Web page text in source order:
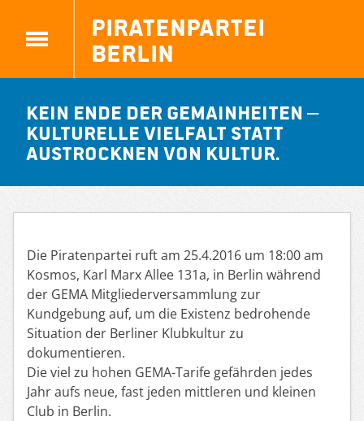
Piratenpartei
Berlin
Kein Ende der GEMAinheiten –
Kulturelle Vielfalt statt
Austrocknen von Kultur.
Die Piratenpartei ruft am 25.4.2016 um 18:00 am
Kosmos, Karl Marx Allee 131a, in Berlin während
der GEMA Mitgliederversammlung zur
Kundgebung auf, um die Existenz bedrohende
Situation der Berliner Klubkultur zu
dokumentieren.
Die viel zu hohen GEMA-Tarife gefährden jedes
Jahr aufs neue, fast jeden mittleren und kleinen
Club in Berlin.